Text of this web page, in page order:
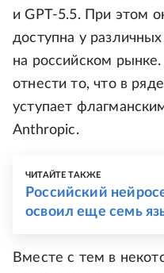
и GPT-5.5. При этом
доступна у
на российском
отнести то, что в
уступает
Anthropic.
ЧИТАЙТЕ ТАКЖЕ
Российский
освоил еще семь
Вместе с тем в